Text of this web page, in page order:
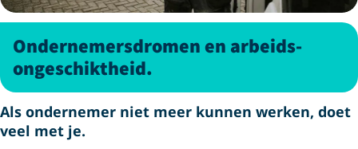
Ondernemers­dromen en arbeids­
ongeschiktheid.
Als ondernemer niet meer kunnen werken, doet
veel met je.